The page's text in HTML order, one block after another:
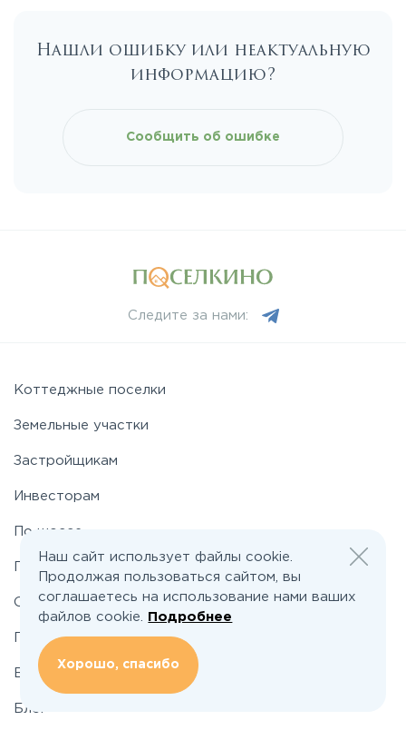
Киевское
Новоприозерское
Приозерское
Ропшинское
Рябовское
Нашли ошибку или неактуальную
информацию?
Сообщить об ошибке
Следите за нами:
Коттеджные поселки
Земельные участки
Застройщикам
Инвесторам
По шоссе
О проекте
Подбор земельного участка
Вакансии
Блог
Наш сайт использует файлы cookie.
Продолжая пользоваться сайтом, вы
соглашаетесь на использование нами ваших
файлов cookie.
Подробнее
Хорошо, спасибо